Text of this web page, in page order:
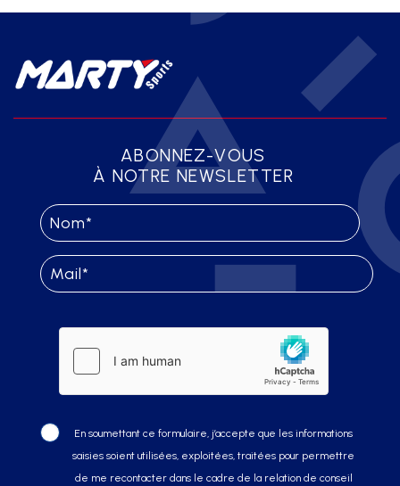
ABONNEZ-VOUS
À NOTRE NEWSLETTER
En soumettant ce formulaire, j’accepte que les informations
saisies soient utilisées, exploitées, traitées pour permettre
de me recontacter dans le cadre de la relation de conseil